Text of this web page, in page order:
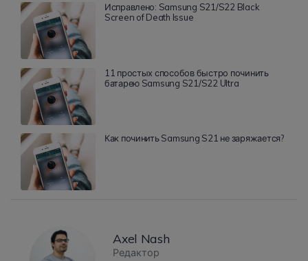
Исправлено: Samsung S21/S22 Black
Screen of Death Issue
11 простых способов быстро починить
батарею Samsung S21/S22 Ultra
Как починить Samsung S21 не заряжается?
Axel Nash
Редактор